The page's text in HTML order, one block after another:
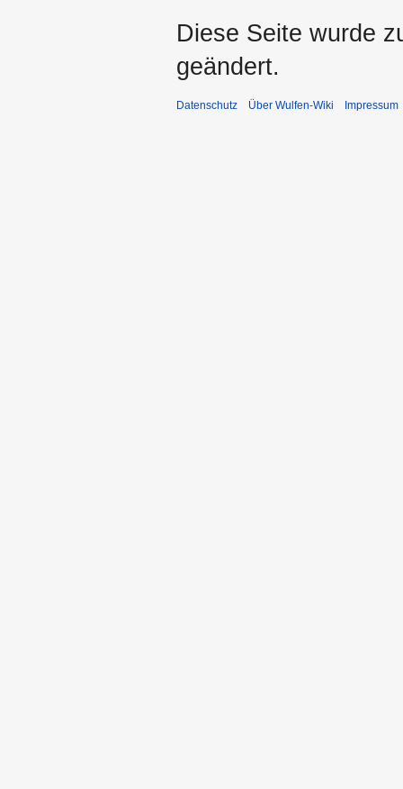
Diese Seite wurde
geändert.
Datenschutz Über Wulfen-Wiki Impressum